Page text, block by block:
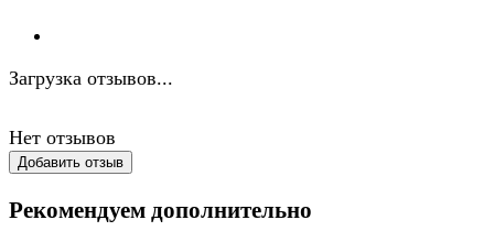
Загрузка отзывов...
Нет отзывов
Добавить отзыв
Рекомендуем дополнительно